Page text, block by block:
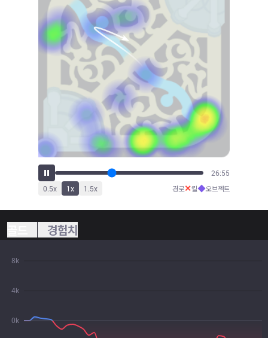
29:33
0.5x 1x 1.5x 경로✕킬◆오브젝트
경험치
0k
4k
8k